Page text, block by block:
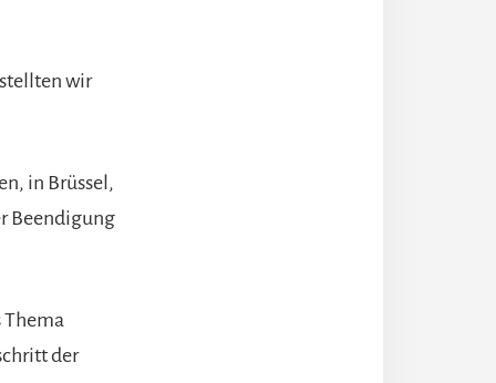
wir
in Brüssel,
Beendigung
Thema
der